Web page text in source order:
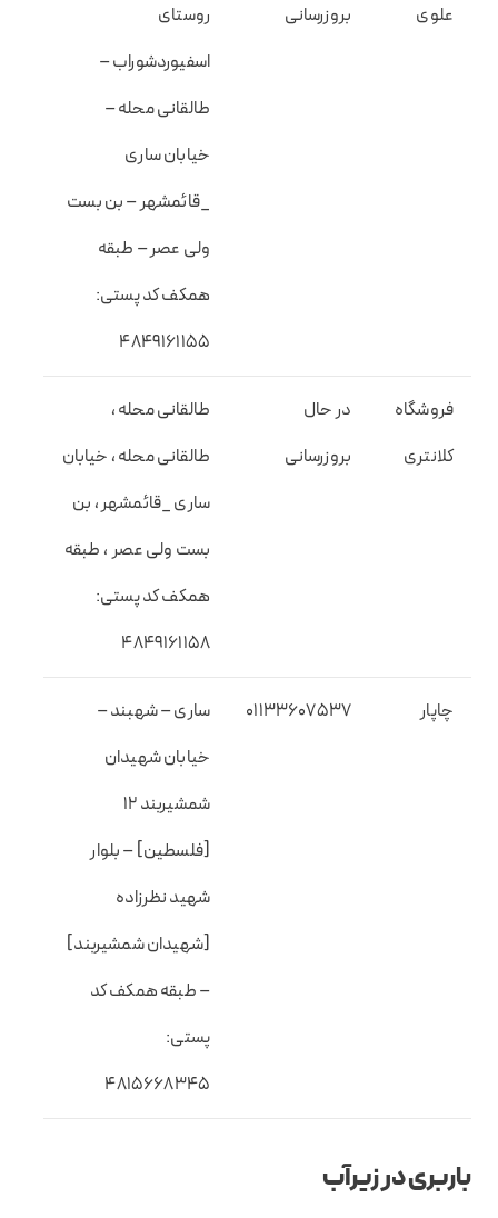
علوی
بروزرسانی
روستای
اسفیوردشوراب –
طالقانی محله –
خیابان ساری
_قائمشهر – بن بست
ولی عصر – طبقه
همکف کد پستی:
۴۸۴۹۱۶۱۱۵۵
فروشگاه
کلانتری
در حال
بروزرسانی
طالقانی محله ،
طالقانی محله ، خیابان
ساری _قائمشهر ، بن
بست ولی عصر ، طبقه
همکف کد پستی:
۴۸۴۹۱۶۱۱۵۸
چاپار 01133607537
ساری – شهبند –
خیابان شهیدان
شمشیربند ۱۲
[فلسطین] – بلوار
شهید نظرزاده
[شهیدان شمشیربند]
– طبقه همکف کد
پستی:
۴۸۱۵۶۶۸۳۴۵
باربری در زیرآب